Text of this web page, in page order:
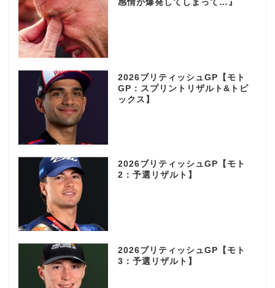
感情が爆発してしまって…』
2026ブリティッシュGP【モト
GP：スプリントリザルト&トピ
ックス】
2026ブリティッシュGP【モト
2：予選リザルト】
2026ブリティッシュGP【モト
3：予選リザルト】